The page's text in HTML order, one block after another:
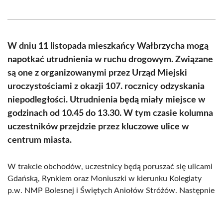
(Twitter)
W dniu 11 listopada mieszkańcy Wałbrzycha mogą
napotkać utrudnienia w ruchu drogowym. Związane
są one z organizowanymi przez Urząd Miejski
uroczystościami z okazji 107. rocznicy odzyskania
niepodległości. Utrudnienia będą miały miejsce w
godzinach od 10.45 do 13.30. W tym czasie kolumna
uczestników przejdzie przez kluczowe ulice w
centrum miasta.
W trakcie obchodów, uczestnicy będą poruszać się ulicami
Gdańską, Rynkiem oraz Moniuszki w kierunku Kolegiaty
p.w. NMP Bolesnej i Świętych Aniołów Stróżów. Następnie